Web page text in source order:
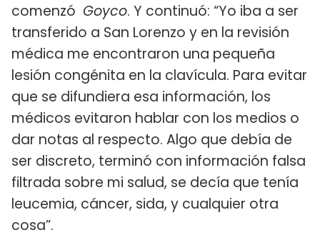
comenzó Goyco. Y continuó: “Yo iba a ser
transferido a San Lorenzo y en la revisión
médica me encontraron una pequeña
lesión congénita en la clavícula. Para evitar
que se difundiera esa información, los
médicos evitaron hablar con los medios o
dar notas al respecto. Algo que debía de
ser discreto, terminó con información falsa
filtrada sobre mi salud, se decía que tenía
leucemia, cáncer, sida, y cualquier otra
cosa”.